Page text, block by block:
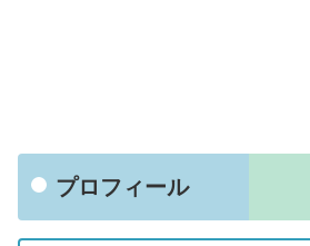
プロフィール